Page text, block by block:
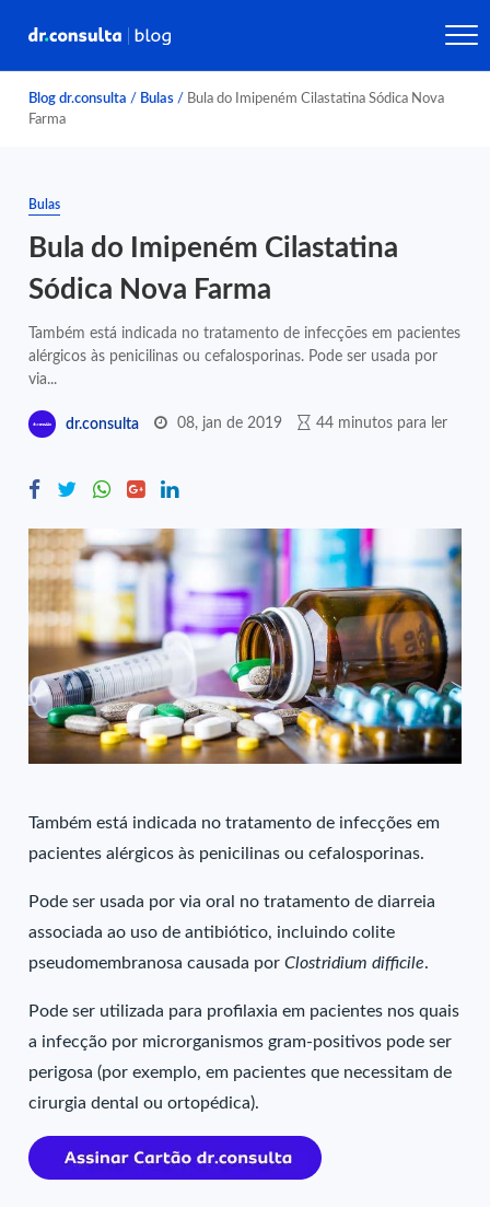
Blog dr.consulta / Bulas / Bula do Imipeném Cilastatina Sódica Nova
Farma
Bulas
Bula do Imipeném Cilastatina
Sódica Nova Farma
Também está indicada no tratamento de infecções em pacientes
alérgicos às penicilinas ou cefalosporinas. Pode ser usada por
via...
dr.consulta 08, jan de 2019 44 minutos para ler
Também está indicada no tratamento de infecções em
pacientes alérgicos às penicilinas ou cefalosporinas.
Pode ser usada por via oral no tratamento de diarreia
associada ao uso de antibiótico, incluindo colite
pseudomembranosa causada porClostridium difficile.
Pode ser utilizada para profilaxia em pacientes nos quais
a infecção por microrganismos gram-positivos pode ser
perigosa (por exemplo, em pacientes que necessitam de
cirurgia dental ou ortopédica).